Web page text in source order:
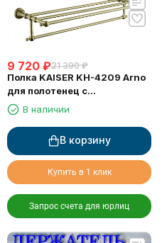
9 720 ₽21 390 ₽
Полка KAISER KH-4209 Arno
для полотенец с
держателем
В наличии
В корзину
Купить в 1 клик
Запрос счета для юрлиц